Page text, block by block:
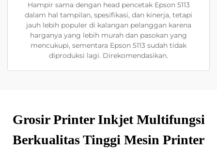
Hampir sama dengan head pencetak Epson 5113
dalam hal tampilan, spesifikasi, dan kinerja, tetapi
jauh lebih populer di kalangan pelanggan karena
harganya yang lebih murah dan pasokan yang
mencukupi, sementara Epson 5113 sudah tidak
diproduksi lagi. Direkomendasikan.
Grosir Printer Inkjet Multifungsi
Berkualitas Tinggi Mesin Printer